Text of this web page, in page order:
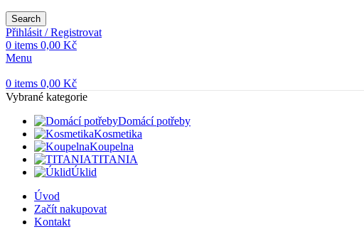
Search
Přihlásit / Registrovat
0 items 0,00 Kč
Menu
0 items 0,00 Kč
Vybrané kategorie
Domácí potřeby
Kosmetika
Koupelna
TITANIA
Úklid
Úvod
Začít nakupovat
Kontakt